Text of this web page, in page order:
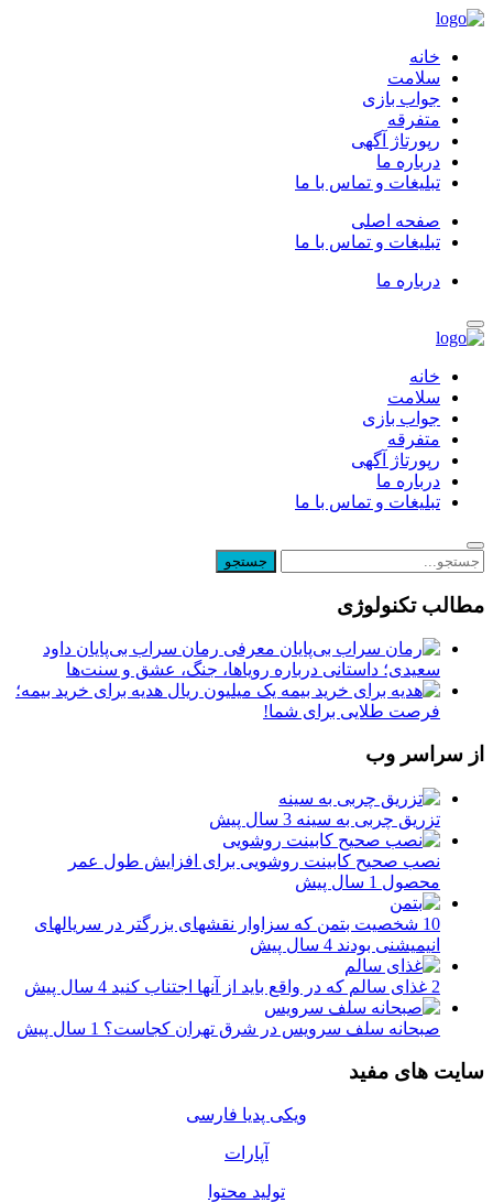
خانه
سلامت
جواب بازی
متفرقه
رپورتاژ آگهی
درباره ما
تبلیغات و تماس با ما
صفحه اصلی
تبلیغات و تماس با ما
درباره ما
خانه
سلامت
جواب بازی
متفرقه
رپورتاژ آگهی
درباره ما
تبلیغات و تماس با ما
مطالب تکنولوژی
معرفی رمان سراب بی‌پایان داود
سعیدی؛ داستانی درباره رویاها، جنگ، عشق و سنت‌ها
یک میلیون ریال هدیه برای خرید بیمه؛
فرصت طلایی برای شما!
از سراسر وب
تزریق چربی به سینه 3 سال پیش
نصب صحیح کابینت روشویی برای افزایش طول عمر
محصول 1 سال پیش
10 شخصیت بتمن که سزاوار نقشهای بزرگتر در سریالهای
انیمیشنی بودند 4 سال پیش
2 غذای سالم که در واقع باید از آنها اجتناب کنید 4 سال پیش
صبحانه سلف سرویس در شرق تهران کجاست؟ 1 سال پیش
سایت های مفید
ویکی پدیا فارسی
آپارات
تولید محتوا